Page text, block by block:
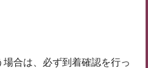
合は、必ず到着確認を行っ